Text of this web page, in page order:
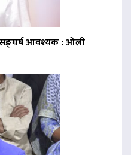
सङ्घर्ष आवश्यक : ओली